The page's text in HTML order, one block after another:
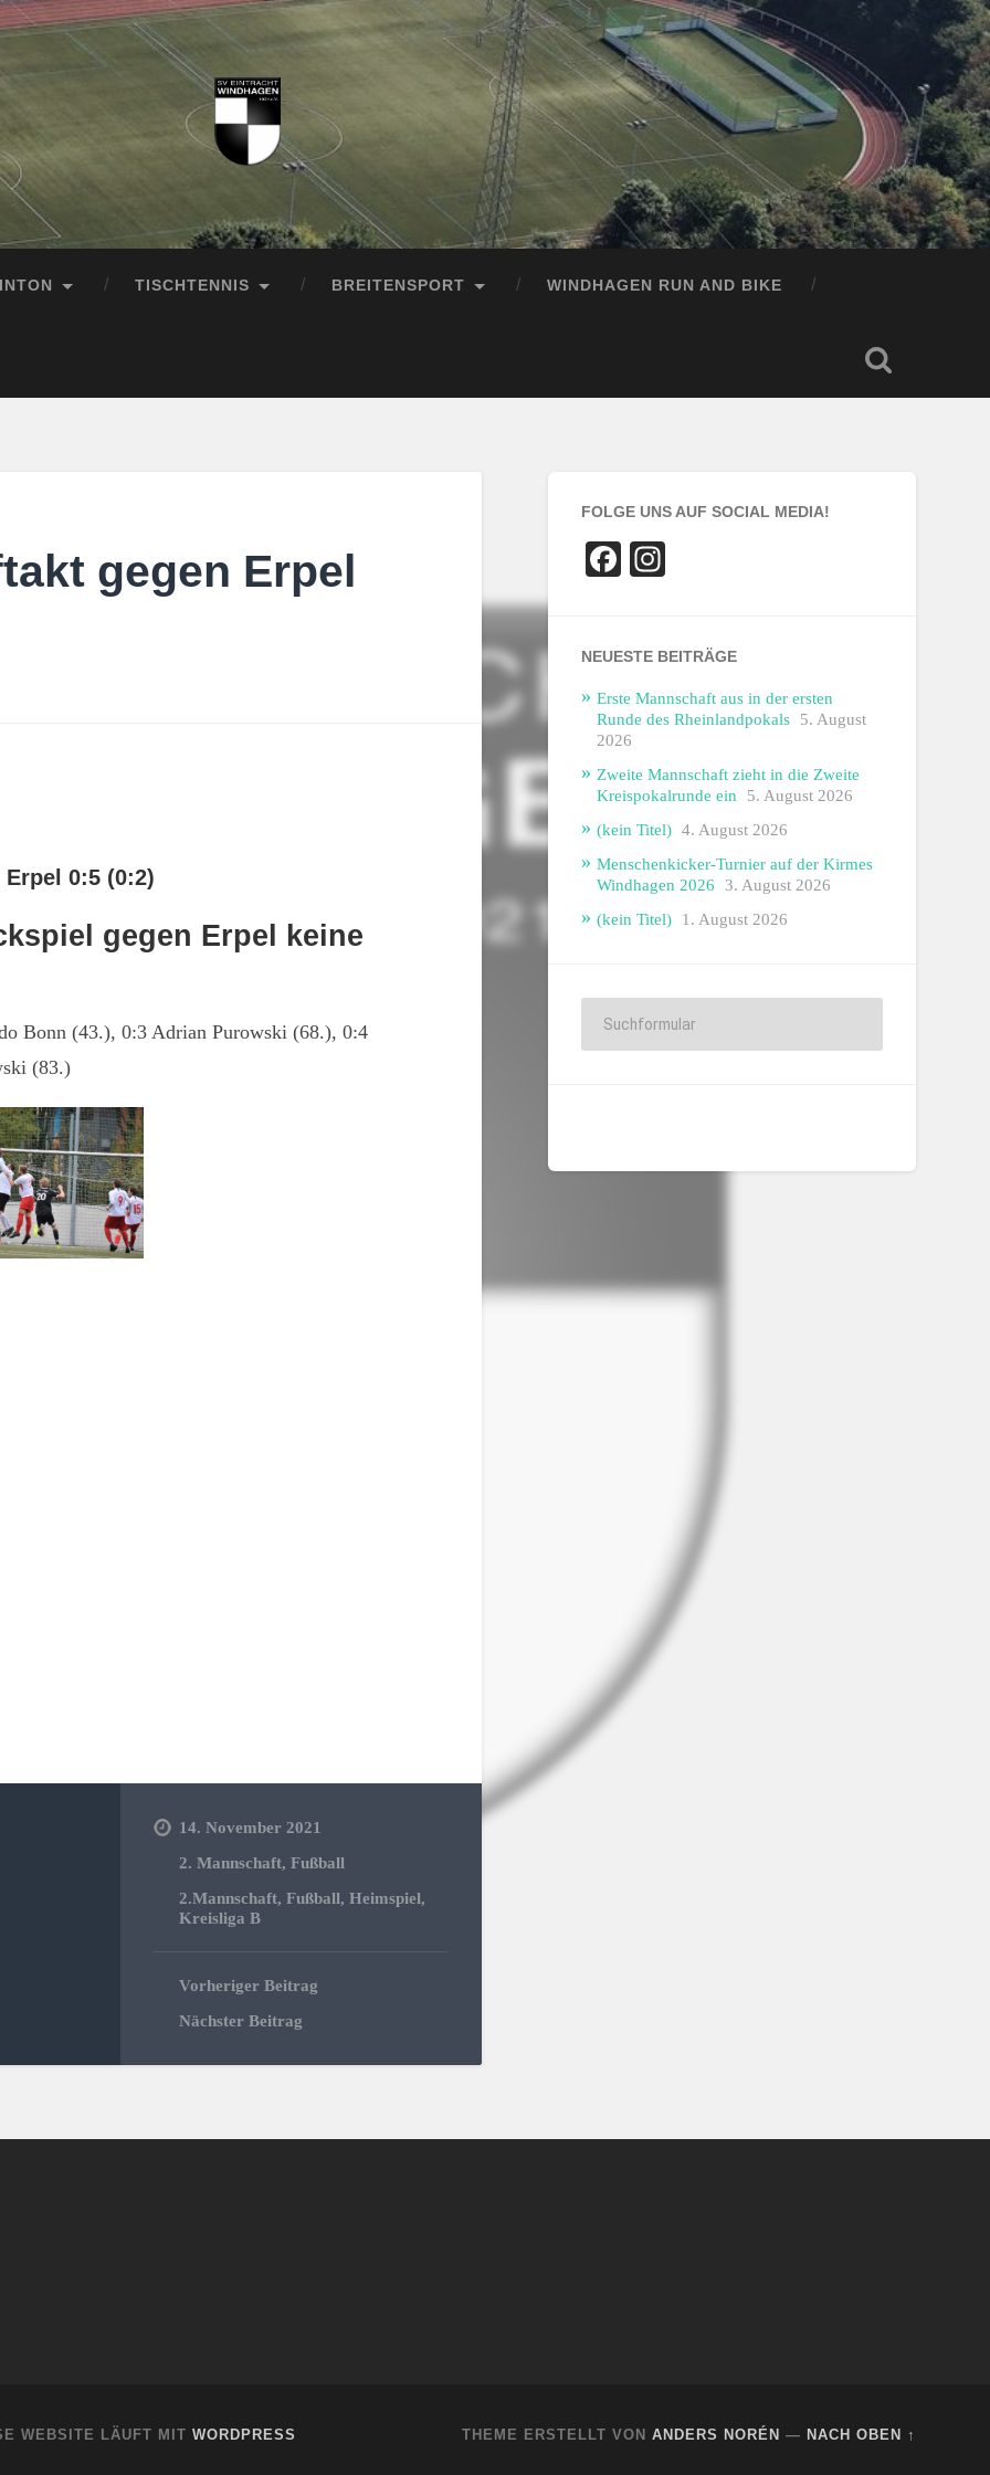
TISCHTENNIS BREITENSPORT WINDHAGEN RUN AND BIKE
gegen Erpel
0:5 (0:2)
gegen Erpel keine
Bonn (43.), 0:3 Adrian Purowski (68.), 0:4
(83.)
14. November 2021
2. Mannschaft,Fußball
2.Mannschaft,Fußball,Heimspiel,
Kreisliga B
Vorheriger Beitrag
Nächster Beitrag
FOLGE UNS AUF SOCIAL MEDIA!
Facebook
NEUESTE BEITRÄGE
Erste Mannschaft aus in der ersten
Runde des Rheinlandpokals 5. August
2026
Zweite Mannschaft zieht in die Zweite
Kreispokalrunde ein
5. August 2026
(kein Titel) 4. August 2026
Menschenkicker-Turnier auf der Kirmes
Windhagen 2026 3. August 2026
(kein Titel) 1. August 2026
WEBSITE LÄUFT MITWORDPRESS THEME ERSTELLT VON ANDERS NORÉN — NACH OBEN ↑